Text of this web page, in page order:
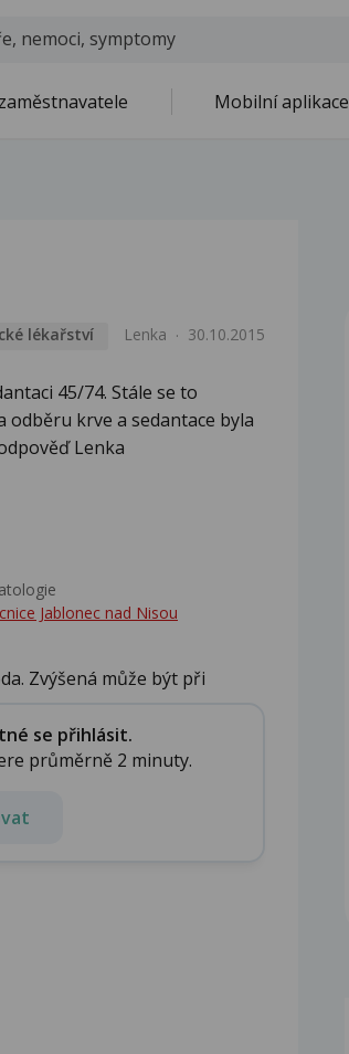
Mobilní aplikace
lékařství Lenka 30.10.2015
45/74. Stále se to
odběru krve a sedantace byla
Lenka
Jablonec nad Nisou
Zvýšená může být při
se přihlásit.
průměrně 2 minuty.